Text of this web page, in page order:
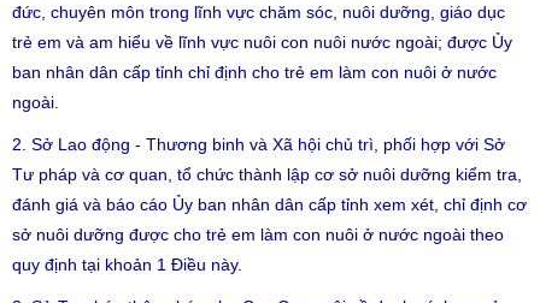
đức, chuyên môn trong lĩnh vực chăm sóc, nuôi dưỡng, giáo dục
trẻ em và am hiểu về lĩnh vực nuôi con nuôi nước ngoài; được Ủy
ban nhân dân cấp tỉnh chỉ định cho trẻ em làm con nuôi ở nước
ngoài.
2. Sở Lao động - Thương binh và Xã hội chủ trì, phối hợp với Sở
Tư pháp và cơ quan, tổ chức thành lập cơ sở nuôi dưỡng kiểm tra,
đánh giá và báo cáo Ủy ban nhân dân cấp tỉnh xem xét, chỉ định cơ
sở nuôi dưỡng được cho trẻ em làm con nuôi ở nước ngoài theo
quy định tại khoản 1 Điều này.